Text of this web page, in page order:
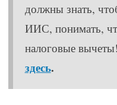
должны знать,
ИИС, понимать,
налоговые вычеты!
здесь.